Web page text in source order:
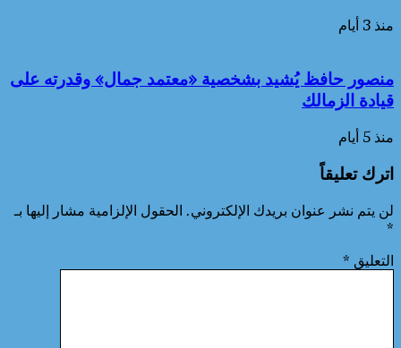
منذ 3 أيام
منصور حافظ يُشيد بشخصية «معتمد جمال» وقدرته على
قيادة الزمالك
منذ 5 أيام
اترك تعليقاً
لن يتم نشر عنوان بريدك الإلكتروني. الحقول الإلزامية مشار إليها بـ
*
التعليق *